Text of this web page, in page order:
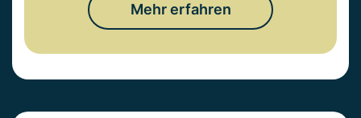
Mehr erfahren